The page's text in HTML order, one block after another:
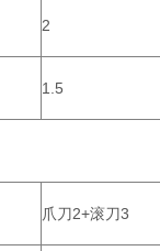
2
1.5
爪刀2+滚刀3